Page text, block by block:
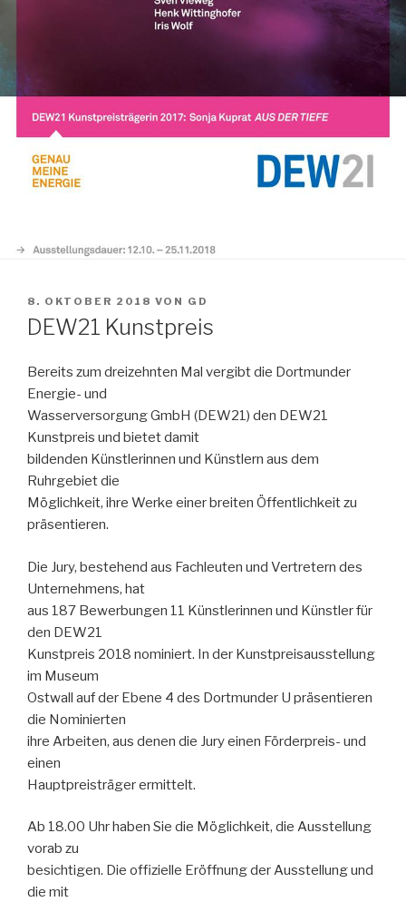
VERÖFFENTLICHT
AM
8. OKTOBER 2018 VON GD
DEW21 Kunstpreis
Bereits zum dreizehnten Mal vergibt die Dortmunder
Energie- und
Wasserversorgung GmbH (DEW21) den DEW21
Kunstpreis und bietet damit
bildenden Künstlerinnen und Künstlern aus dem
Ruhrgebiet die
Möglichkeit, ihre Werke einer breiten Öffentlichkeit zu
präsentieren.
Die Jury, bestehend aus Fachleuten und Vertretern des
Unternehmens, hat
aus 187 Bewerbungen 11 Künstle­rinnen und Künstler für
den DEW21
Kunstpreis 2018 nominiert. In der Kunstpreisausstellung
im Museum
Ostwall auf der Ebene 4 des Dortmunder U präsentieren
die Nominierten
ihre Arbeiten, aus denen die Jury einen Förderpreis- und
einen
Hauptpreisträger ermittelt.
Ab 18.00 Uhr haben Sie die Möglichkeit, die Ausstellung
vorab zu
besichtigen. Die offizielle Eröffnung der Ausstellung und
die mit